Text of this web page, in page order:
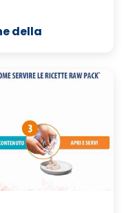
della